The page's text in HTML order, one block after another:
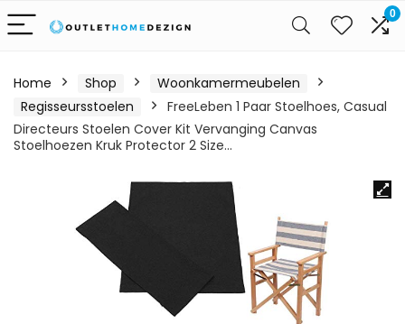
0
Home Shop
Woonkamermeubelen
Regisseursstoelen
FreeLeben 1 Paar Stoelhoes, Casual
Directeurs Stoelen Cover Kit Vervanging Canvas
Stoelhoezen Kruk Protector 2 Size…